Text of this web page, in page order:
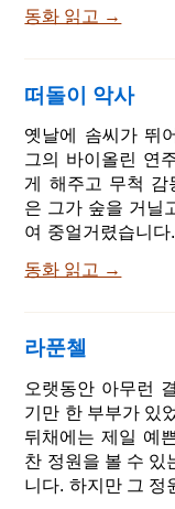
다면 내가 편히 눈
심을 다해 모시겠
는다해도 아깝지
이 말했습니다. 이
내가 죽은 후에 왕
정말 무슨 소리를
게 소리쳤습니다.
아직도 모르겠어
이 아니라니까! 하
히 꽈, 꽈, 꽈.. 하
을 못 믿겠다면 내
머니에서 돈을 꺼
다. 동전 20개를
보니 은화 7닢이었
야? 농부가 화가
면 어디 직접 세
전부
동화 읽고 →
떠돌이 악사
옛날에 솜씨가 뛰
그의 바이올린 연
게 해주고 무척 감
은 그가 숲을 거닐
여 중얼거렸습니
바이올린을 켜기
는 말했습니다. 이
잖아. 이리는 그의
다. 당신의 연주는
저에게 좀 가르쳐
말했습니다. 그건
다면 잘 될거야. -
어요. 이렇게 해서
동화 읽고 →
라푼첼
오랫동안 아무런
기만 한 부부가 있
뒤채에는 제일 예
찬 정원을 볼 수 있
니다. 하지만 그 정